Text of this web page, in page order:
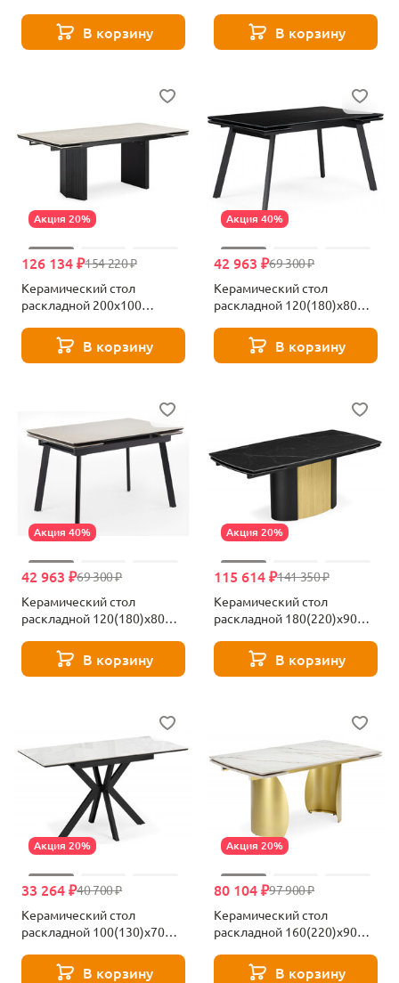
черный кварц / черный
621199
В корзину
мрамор / ноги черные
622882
В корзину
Акция 20%
154 220 ₽
126 134 ₽
Керамический стол
раскладной 200x100
bianco matt / черный
621192
В корзину
Акция 40%
69 300 ₽
42 963 ₽
Керамический стол
раскладной 120(180)х80
shakespeare black 622886
В корзину
Акция 40%
69 300 ₽
42 963 ₽
Керамический стол
раскладной 120(180)х80
light grey / черный 622887
В корзину
Акция 20%
141 350 ₽
115 614 ₽
Керамический стол
раскладной 180(220)x90
мрамор дуб натуральный
631623
В корзину
Акция 20%
40 700 ₽
33 264 ₽
Керамический стол
раскладной 100(130)x70
(yb9020022bg) / черный
В корзину
Акция 20%
97 900 ₽
80 104 ₽
Керамический стол
раскладной 160(220)x90
/ золото 622923В корзину